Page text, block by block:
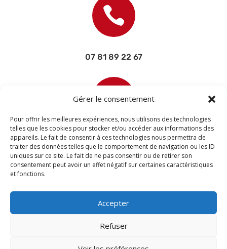
Gérer le consentement
Pour offrir les meilleures expériences, nous utilisons des technologies
telles que les cookies pour stocker et/ou accéder aux informations des
appareils. Le fait de consentir à ces technologies nous permettra de
traiter des données telles que le comportement de navigation ou les ID
uniques sur ce site. Le fait de ne pas consentir ou de retirer son
consentement peut avoir un effet négatif sur certaines caractéristiques
et fonctions.
Accepter
Refuser

07 81 89 22 67

contact@devisettravaux.fr